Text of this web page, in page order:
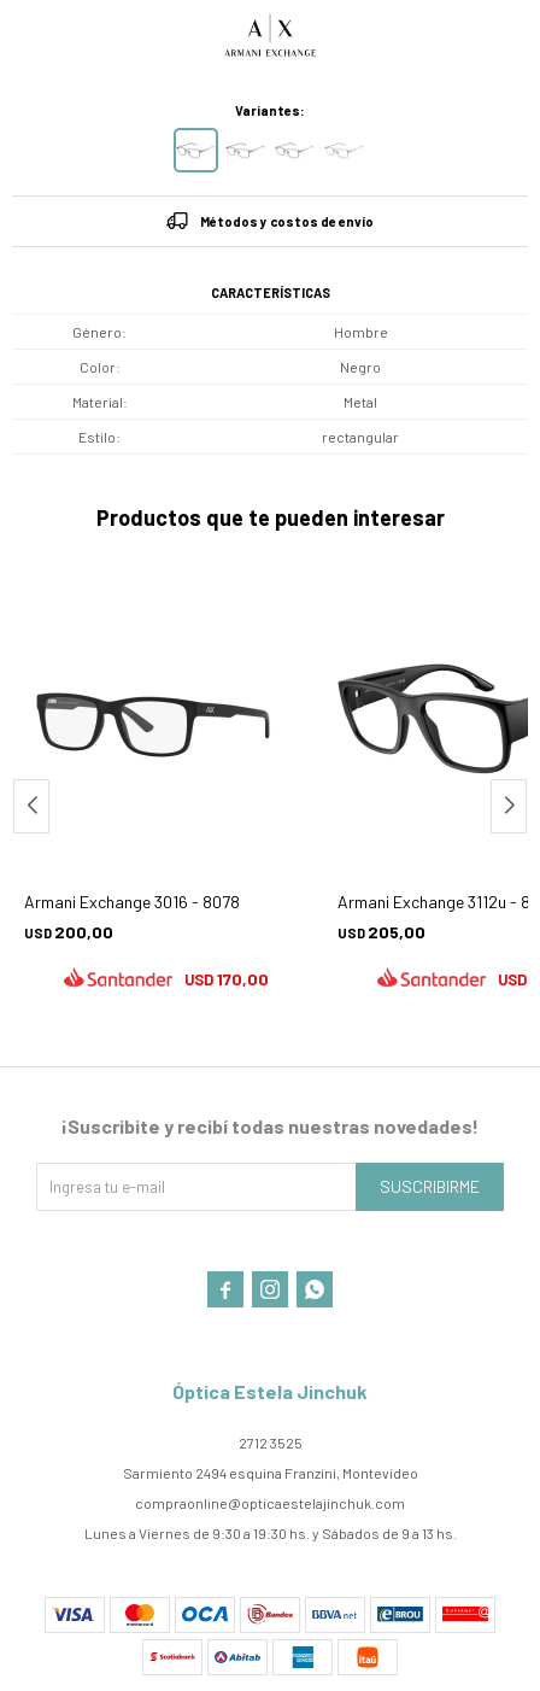
Variantes:
Métodos y costos de envío
CARACTERÍSTICAS
Género Hombre
Color Negro
Material Metal
Estilo rectangular
Productos que te pueden interesar
Armani Exchange 3016 - 8078
USD 200,00
USD 170,00
Armani Exchange 3112u -
USD 205,00
USD
Óptica Estela Jinchuk
2712 3525
Sarmiento 2494 esquina Franzini, Montevideo
compraonline@opticaestelajinchuk.com
Lunes a Viernes de 9:30 a 19:30 hs. y Sábados de 9 a 13 hs.
¡Suscribite y recibí todas nuestras novedades!
SUSCRIBIRME
  